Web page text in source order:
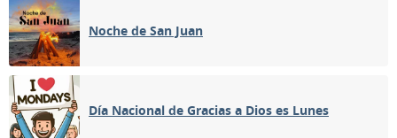
Noche de San Juan
Día Nacional de Gracias a Dios es Lunes